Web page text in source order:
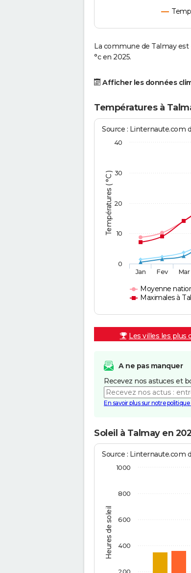
La commune de Talmay est
°c en 2025.
Afficher les données
Températures à
Températures ( °C )
Source : Linternaute.com
Moyenne
Maximales à
Jan Fev Mar
0
10
20
30
40
Les villes les plus
A ne pas manquer
Recevez nos astuces et
En savoir plus sur notre
Soleil à Talmay en
Heures de soleil
Source : Linternaute.com
400
600
800
1000